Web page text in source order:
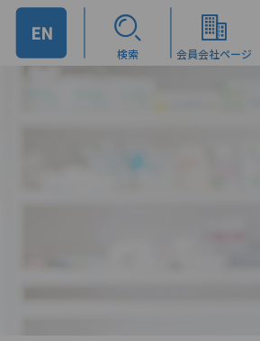
EN
検索 会員会社ページ